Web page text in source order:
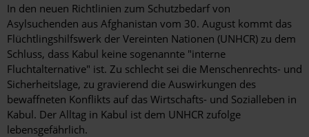
In den neuen Richtlinien zum Schutzbedarf von
Asylsuchenden aus Afghanistan vom 30. August kommt das
Flüchtlingshilfswerk der Vereinten Nationen (UNHCR) zu dem
Schluss, dass Kabul keine sogenannte "interne
Fluchtalternative" ist. Zu schlecht sei die Menschenrechts- und
Sicherheitslage, zu gravierend die Auswirkungen des
bewaffneten Konflikts auf das Wirtschafts- und Sozialleben in
Kabul. Der Alltag in Kabul ist dem UNHCR zufolge
lebensgefährlich.